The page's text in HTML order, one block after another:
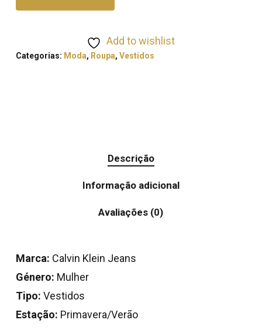
Add to wishlist
Categorias: Moda, Roupa, Vestidos
Descrição
Informação adicional
Avaliações (0)
Marca: Calvin Klein Jeans
Género: Mulher
Tipo: Vestidos
Estação: Primavera/Verão